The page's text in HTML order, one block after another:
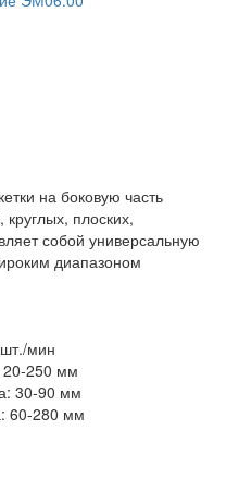
на боковую часть
плоских,
собой универсальную
диапазоном
мин
20-250 мм
30-90 мм
60-280 мм